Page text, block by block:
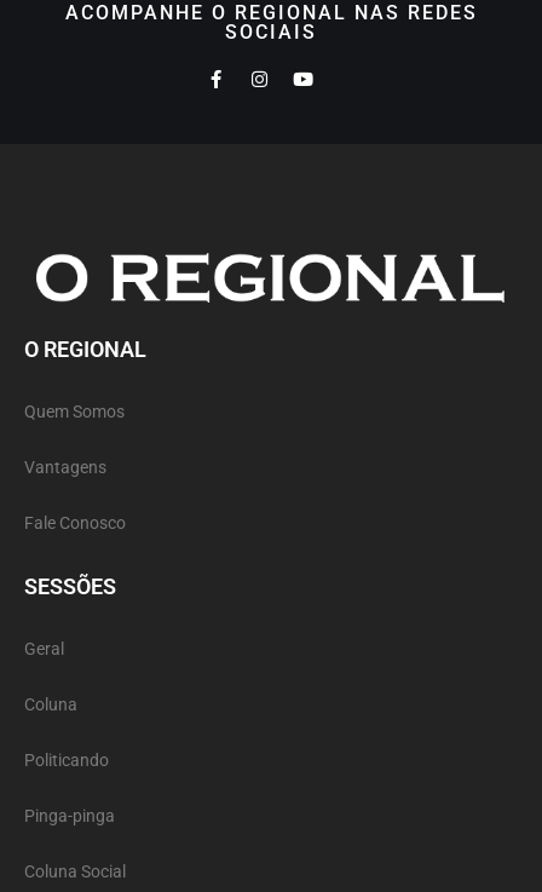
ACOMPANHE O REGIONAL NAS REDES
SOCIAIS
O REGIONAL
Quem Somos
Vantagens
Fale Conosco
SESSÕES
Geral
Coluna
Politicando
Pinga-pinga
Coluna Social